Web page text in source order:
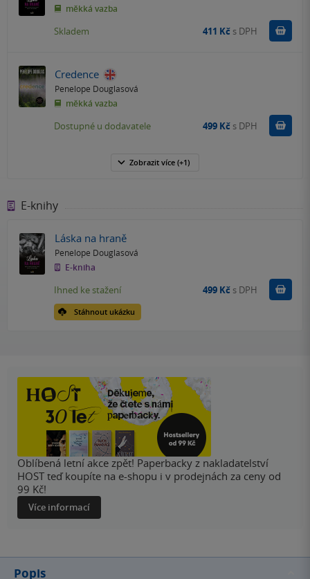
měkká vazba
Skladem 411 Kč s DPH
Credence
Penelope Douglasová
měkká vazba
Dostupné u dodavatele 499 Kč s DPH
Zobrazit více (+1)
E-knihy
Láska na hraně
Penelope Douglasová
E-kniha
Stáhnout ukázku
Ihned ke stažení 499 Kč s DPH Koupit
Oblíbená letní akce zpět! Paperbacky z nakladatelství
HOST teď koupíte na e-shopu i v prodejnách za ceny od
99 Kč!
Více informací
Popis